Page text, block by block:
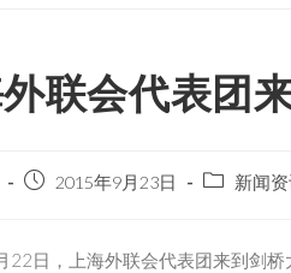
联会代表团
2015年9月23日 新闻
22日，上海外联会代表团来到剑